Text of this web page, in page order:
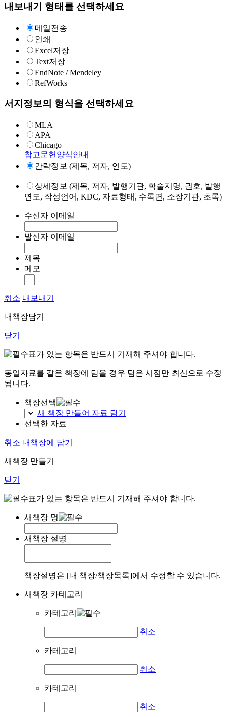
내보내기 형태를 선택하세요
메일전송
인쇄
Excel저장
Text저장
EndNote / Mendeley
RefWorks
서지정보의 형식을 선택하세요
MLA
APA
Chicago
참고문헌양식안내
간략정보 (제목, 저자, 연도)
상세정보 (제목, 저자, 발행기관, 학술지명, 권호, 발행
연도, 작성언어, KDC, 자료형태, 수록면, 소장기관, 초록)
수신자 이메일
발신자 이메일
제목
메모
취소 내보내기
내책장담기
닫기
표가 있는 항목은 반드시 기재해 주셔야 합니다.
동일자료를 같은 책장에 담을 경우 담은 시점만 최신으로 수정
됩니다.
책장선택
새 책장 만들어 자료 담기
선택한 자료
취소 내책장에 담기
새책장 만들기
닫기
표가 있는 항목은 반드시 기재해 주셔야 합니다.
새책장 명
새책장 설명
책장설명은 [내 책장/책장목록]에서 수정할 수 있습니다.
새책장 카테고리
카테고리
취소
카테고리
취소
카테고리
취소